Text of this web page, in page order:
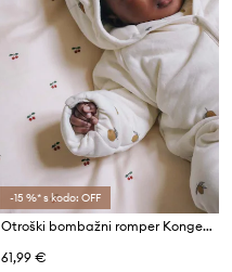
-15 %* s kodo: OFF
Otroški bombažni romper Konges Sløjd
61,99 €